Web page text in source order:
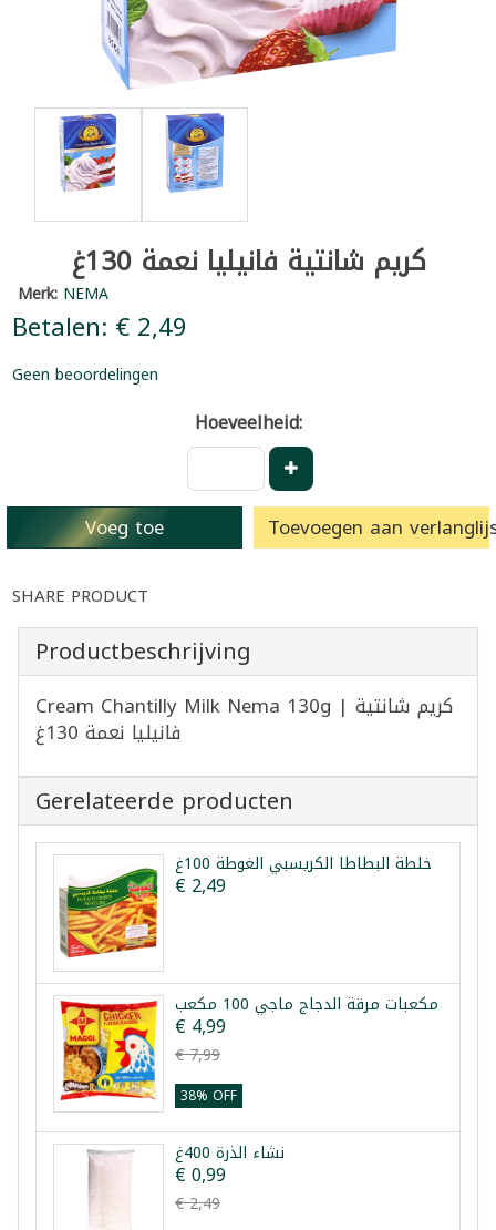
كريم شانتية فانيليا نعمة 130غ
Merk: NEMA
Betalen: € 2,49
Geen beoordelingen
Hoeveelheid:
Voeg toe Toevoegen aan
SHARE PRODUCT
Productbeschrijving
Cream Chantilly Milk Nema 130g | كريم شانتية
فانيليا نعمة 130غ
Gerelateerde producten
خلطة البطاطا الكريسبي الغوطة 100غ
€ 2,49
مكعبات مرقة الدجاج ماجي 100 مكعب
€ 4,99
€ 7,99
38% OFF
نشاء الذرة 400غ
€ 0,99
€ 2,49